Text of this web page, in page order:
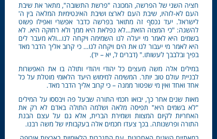
חציה השני של הפרשה, המכונה "פרשת התשובה", מתאר את שיבת
העם לא-לוהיו, שיבת העם לארצו ושיבת האינטימיות המלאה בין ה'
לישראל. יעד נכסף זה מתואר בפרשה כדבר אפשרי ואפילו פשוט
להשגה: "כי המצוה הזאת…לא נפלאת היא ממך ולא רחוקה היא. לא
בשמים היא לאמר מי יעלה לנו השמימה ויקחה לנו…ולא מעבר לים
היא לאמר מי יעבור לנו את הים ויקחה לנו… כי קרוב אליך הדבר מאד
בפיך ובלבבך לעשותו." (דברים ל, יא – יד).
במילים אלה משה מעצים כל יהודי ויהודי ותולה בו את האפשרות
לבניית עולם טוב יותר. המשימה למימוש היעד הלאומי מוטלת על כל
אחד ואחד ואין מי שפטור ממנה – כי קרוב אליך הדבר מאד.
מאות שנים אחר כך, יבואו חכמי התורה שבעל פה ויבססו על המילים
"לא בשמים היא" תפיסה מלאה ושלמה התולה באדם לא רק את
האחריות לקיום המצוות ושמירת הברית, אלא גם על עצם הבנת
התורה ופרשנותה. בכך צעדו חכמים אלה בעקבותיו של משה רבנו.